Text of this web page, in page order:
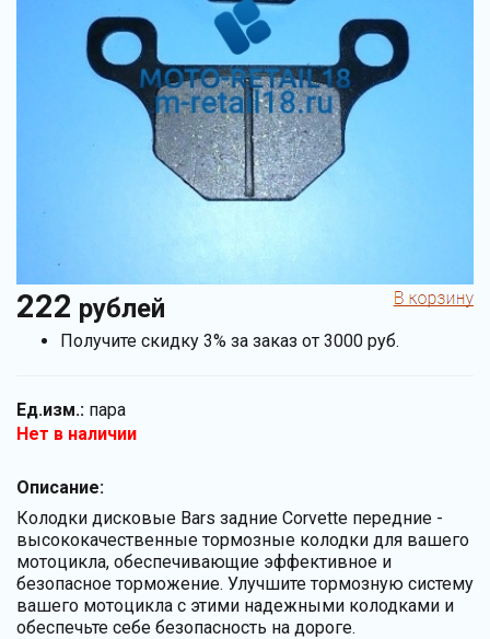
222 рублей
Получите скидку 3% за заказ от 3000 руб.
Ед.изм.: пара
Нет в наличии
Описание:
Колодки дисковые Bars задние Corvette передние -
высококачественные тормозные колодки для вашего
мотоцикла, обеспечивающие эффективное и
безопасное торможение. Улучшите тормозную систему
вашего мотоцикла с этими надежными колодками и
обеспечьте себе безопасность на дороге.